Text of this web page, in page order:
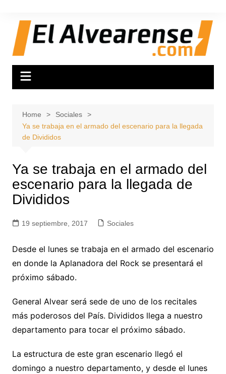
content
Home
Sociales
Ya se trabaja en el armado del escenario para la llegada
de Divididos
Ya se trabaja en el armado del
escenario para la llegada de
Divididos
19 septiembre, 2017 Sociales
Desde el lunes se trabaja en el armado del escenario
en donde la Aplanadora del Rock se presentará el
próximo sábado.
General Alvear será sede de uno de los recitales
más poderosos del País. Divididos llega a nuestro
departamento para tocar el próximo sábado.
La estructura de este gran escenario llegó el
domingo a nuestro departamento, y desde el lunes